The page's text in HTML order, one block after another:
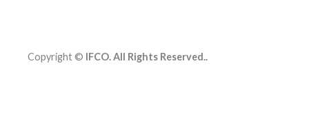
Copyright © IFCO. All Rights Reserved..